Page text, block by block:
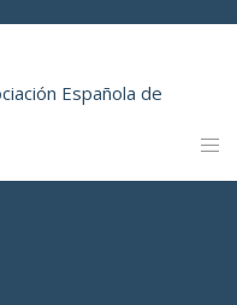
Española de